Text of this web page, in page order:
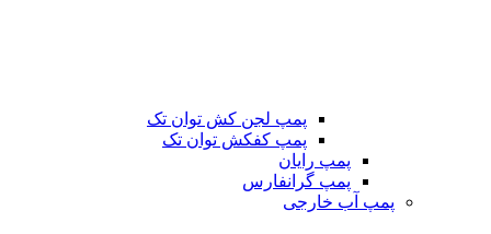
پمپ لجن کش توان تک
پمپ کفکش توان تک
پمپ رایان
پمپ گرانفارس
پمپ آب خارجی